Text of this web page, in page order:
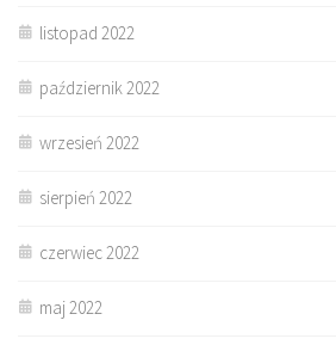
listopad 2022
październik 2022
wrzesień 2022
sierpień 2022
czerwiec 2022
maj 2022